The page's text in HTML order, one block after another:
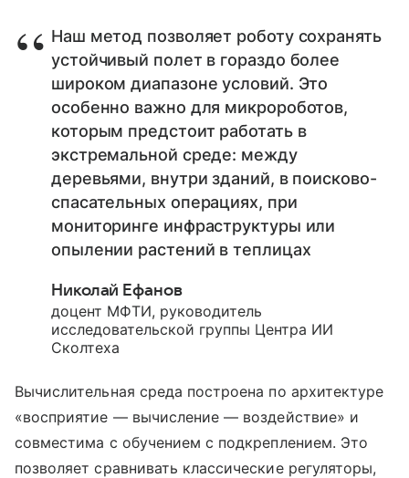
Наш метод позволяет роботу сохранять
устойчивый полет в гораздо более
широком диапазоне условий. Это
особенно важно для микророботов,
которым предстоит работать в
экстремальной среде: между
деревьями, внутри зданий, в поисково-
спасательных операциях, при
мониторинге инфраструктуры или
опылении растений в теплицах
Николай Ефанов
доцент МФТИ, руководитель
исследовательской группы Центра ИИ
Сколтеха
Вычислительная среда построена по архитектуре
«восприятие — вычисление — воздействие» и
совместима с обучением с подкреплением. Это
позволяет сравнивать классические регуляторы,